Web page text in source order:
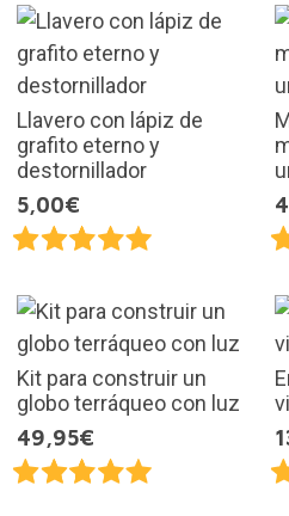
Llavero con lápiz de
grafito eterno y
destornillador
5,00€
Kit para construir un
globo terráqueo con luz
49,95€